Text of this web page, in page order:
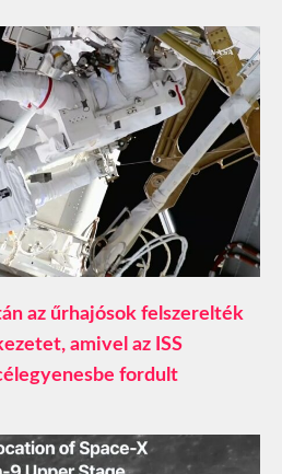
az űrhajósok felszerelték
amivel az ISS
fordult